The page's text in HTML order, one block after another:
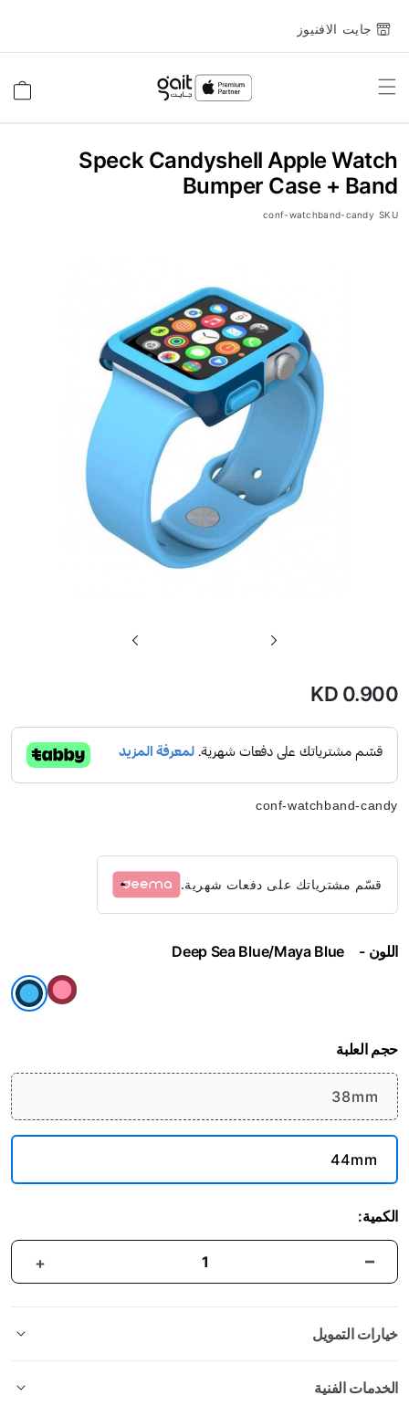
جايت الافنيوز
Toggle
Speck Candyshell Apple Watch
Bumper Case + Band
SKU
conf-watchband-candy
معرض
KD 0.900
conf-watchband-candy
قسّم مشترياتك على دفعات شهرية.
اللون Deep Sea Blue/Maya Blue
حجم العلبة
38mm
44mm
الكمية:
خيارات التمويل
الخدمات الفنية